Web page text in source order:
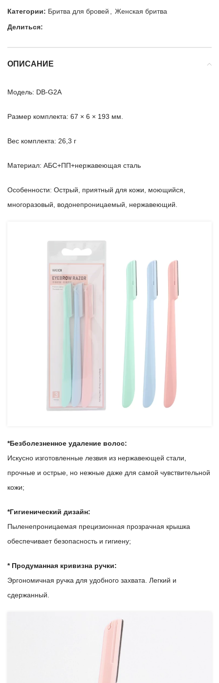
Категории: Бритва для бровей
Женская бритва
Делиться:
ОПИСАНИЕ
Модель: DB-G2A
Размер комплекта: 67 × 6 × 193 мм.
Вес комплекта: 26,3 г
Материал: АБС+ПП+нержавеющая сталь
Особенности: Острый, приятный для кожи, моющийся,
многоразовый, водонепроницаемый, нержавеющий.
*Безболезненное удаление волос:
Искусно изготовленные лезвия из нержавеющей стали,
прочные и острые, но нежные даже для самой чувствительной
кожи;
*Гигиенический дизайн:
Пыленепроницаемая прецизионная прозрачная крышка
обеспечивает безопасность и гигиену;
* Продуманная кривизна ручки:
Эргономичная ручка для удобного захвата. Легкий и
сдержанный.